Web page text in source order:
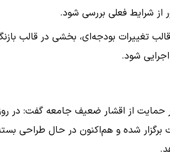
از شرایط فعلی بررسی شود.
تغییرات بودجه‌ای، بخشی در قالب
شود.
حمایت از اقشار ضعیف جامعه گفت: در
شده و هم‌اکنون در حال طراحی